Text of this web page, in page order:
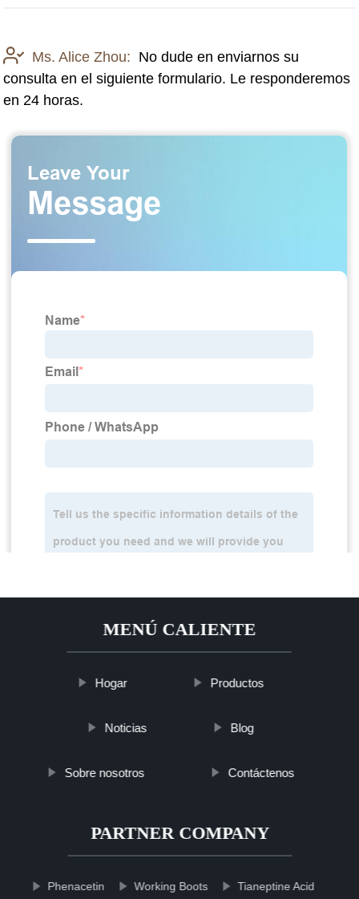
Ms. Alice Zhou: No dude en enviarnos su
consulta en el siguiente formulario. Le responderemos
en 24 horas.
MENÚ CALIENTE
Hogar Productos
Noticias Blog
Sobre nosotros Contáctenos
PARTNER COMPANY
Phenacetin Working Boots Tianeptine Acid